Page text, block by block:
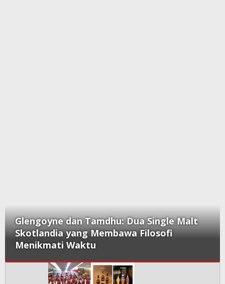
Glengoyne dan Tamdhu: Dua Single Malt
Skotlandia yang Membawa Filosofi
Menikmati Waktu